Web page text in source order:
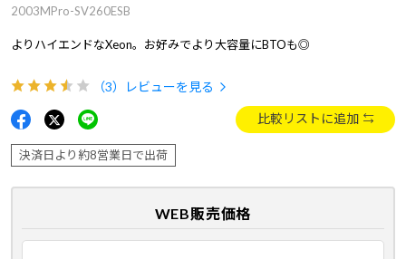
2003MPro-SV260ESB
よりハイエンドなXeon。お好みでより大容量にBTOも◎
（3） レビューを見る
比較リストに追加
決済日より約8営業日で出荷
WEB販売価格